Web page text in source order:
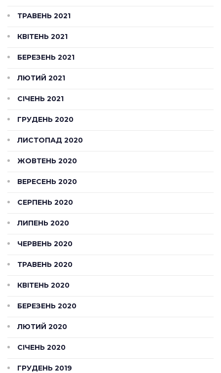
ТРАВЕНЬ 2021
КВІТЕНЬ 2021
БЕРЕЗЕНЬ 2021
ЛЮТИЙ 2021
СІЧЕНЬ 2021
ГРУДЕНЬ 2020
ЛИСТОПАД 2020
ЖОВТЕНЬ 2020
ВЕРЕСЕНЬ 2020
СЕРПЕНЬ 2020
ЛИПЕНЬ 2020
ЧЕРВЕНЬ 2020
ТРАВЕНЬ 2020
КВІТЕНЬ 2020
БЕРЕЗЕНЬ 2020
ЛЮТИЙ 2020
СІЧЕНЬ 2020
ГРУДЕНЬ 2019